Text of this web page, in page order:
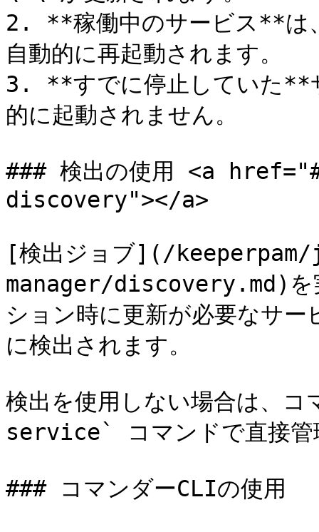
2. **稼働中のサービス**は
自動的に再起動されます。
3. **すでに停止していた**
的に起動されません。
### 検出の使用 <a
discovery"></a>
[検出ジョブ](/
manager/discovery.md)を
ション時に更新が必要なサ
に検出されます。
検出を使用しない場合は、
service` コマンドで直接管
### コマンダーCLIの使用